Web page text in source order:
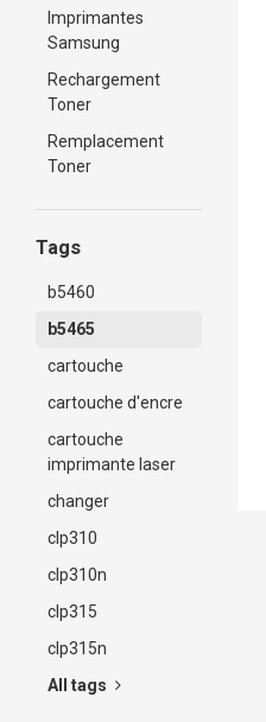
Imprimantes
Samsung
Rechargement
Toner
Remplacement
Toner
Tags
b5460
b5465
cartouche
cartouche d'encre
cartouche
imprimante laser
changer
clp310
clp310n
clp315
clp315n
All tags